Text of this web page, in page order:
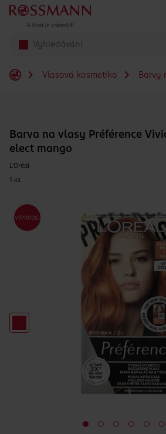
Přeskočit na hlavmní obsah
Vlasová kosmetika Barvy
Barva na vlasy Préférence
elect mango
L'Oréal
1 ks